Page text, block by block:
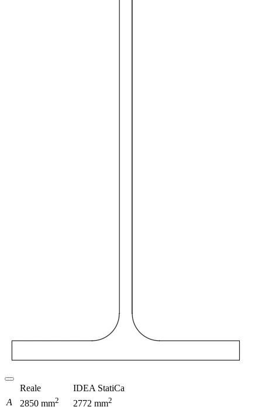
Reale
IDEA StatiCa
A
2850 mm2 2772 mm2